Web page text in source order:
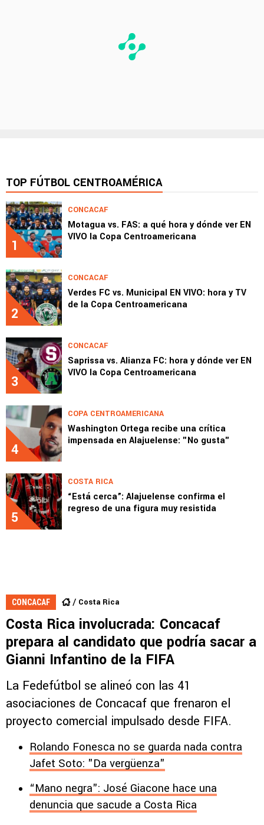
TOP FÚTBOL CENTROAMÉRICA
1
CONCACAF
Motagua vs. FAS: a qué hora y dónde ver EN
VIVO la Copa Centroamericana
2
CONCACAF
Verdes FC vs. Municipal EN VIVO: hora y TV
de la Copa Centroamericana
3
CONCACAF
Saprissa vs. Alianza FC: hora y dónde ver EN
VIVO la Copa Centroamericana
4
COPA CENTROAMERICANA
Washington Ortega recibe una crítica
impensada en Alajuelense: "No gusta"
5
COSTA RICA
“Está cerca”: Alajuelense confirma el
regreso de una figura muy resistida
CONCACAF Costa Rica
Costa Rica involucrada: Concacaf
prepara al candidato que podría sacar a
Gianni Infantino de la FIFA
La Fedefútbol se alineó con las 41
asociaciones de Concacaf que frenaron el
proyecto comercial impulsado desde FIFA.
Rolando Fonesca no se guarda nada contra
Jafet Soto: "Da vergüenza"
“Mano negra": José Giacone hace una
denuncia que sacude a Costa Rica